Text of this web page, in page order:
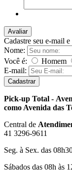
Avaliar
Cadastre seu e-mail e
Nome:
Você é:
Homem
E-mail:
Cadastrar
Pick-up Total -
como Avenida das
Central de
41 3296-9611
Seg. à Sex. das
Sábados das 08h às